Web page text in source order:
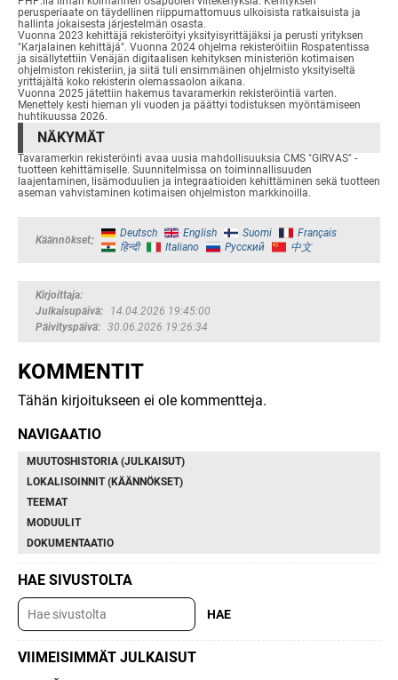
perusperiaate on täydellinen riippumattomuus ulkoisista ratkaisuista ja
hallinta jokaisesta järjestelmän osasta.
Vuonna 2023 kehittäjä rekisteröityi yksityisyrittäjäksi ja perusti yrityksen
"Karjalainen kehittäjä". Vuonna 2024 ohjelma rekisteröitiin Rospatentissa
ja sisällytettiin Venäjän digitaalisen kehityksen ministeriön kotimaisen
ohjelmiston rekisteriin, ja siitä tuli ensimmäinen ohjelmisto yksityiseltä
yrittäjältä koko rekisterin olemassaolon aikana.
Vuonna 2025 jätettiin hakemus tavaramerkin rekisteröintiä varten.
Menettely kesti hieman yli vuoden ja päättyi todistuksen myöntämiseen
huhtikuussa 2026.
NÄKYMÄT
Tavaramerkin rekisteröinti avaa uusia mahdollisuuksia CMS "GIRVAS" -
tuotteen kehittämiselle. Suunnitelmissa on toiminnallisuuden
laajentaminen, lisämoduulien ja integraatioiden kehittäminen sekä tuotteen
aseman vahvistaminen kotimaisen ohjelmiston markkinoilla.
Käännökset
Deutsch English Suomi
Français
हिन्दी
Italiano Русский 中文
Kirjoittaja
Julkaisupäivä
14.04.2026 19:45:00
Päivityspäivä
30.06.2026 19:26:34
KOMMENTIT
Tähän kirjoitukseen ei ole kommentteja.
NAVIGAATIO
MUUTOSHISTORIA (JULKAISUT)
LOKALISOINNIT (KÄÄNNÖKSET)
TEEMAT
MODUULIT
DOKUMENTAATIO
HAE SIVUSTOLTA
VIIMEISIMMÄT JULKAISUT